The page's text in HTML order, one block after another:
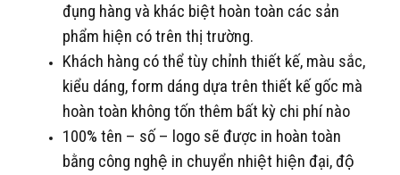
đụng hàng và khác biệt hoàn toàn các sản
phẩm hiện có trên thị trường.
Khách hàng có thể tùy chỉnh thiết kế, màu sắc,
kiểu dáng, form dáng dựa trên thiết kế gốc mà
hoàn toàn không tốn thêm bất kỳ chi phí nào
100% tên – số – logo sẽ được in hoàn toàn
bằng công nghệ in chuyển nhiệt hiện đại, độ